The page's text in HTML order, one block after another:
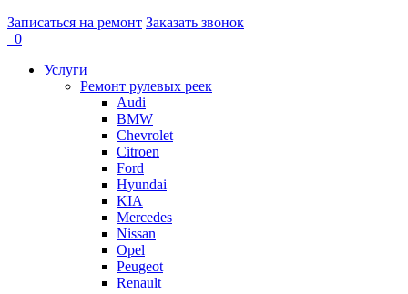
Записаться на ремонт Заказать звонок
0
Услуги
Ремонт рулевых реек
Audi
BMW
Chevrolet
Citroen
Ford
Hyundai
KIA
Mercedes
Nissan
Opel
Peugeot
Renault